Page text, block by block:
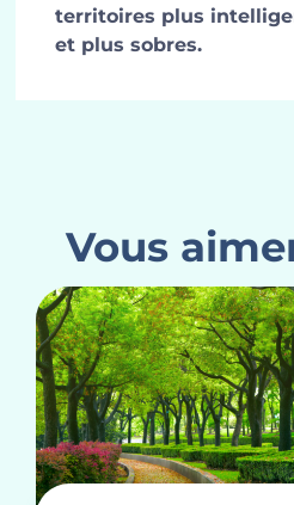
territoires plus
et plus sobres.
Vous